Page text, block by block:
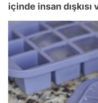
içinde insan dışkısı